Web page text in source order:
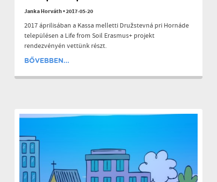
Janka Horváth•2017-05-20
2017 áprilisában a Kassa melletti Družstevná pri Hornáde
településen a Life from Soil Erasmus+ projekt
rendezvényén vettünk részt.
BŐVEBBEN...